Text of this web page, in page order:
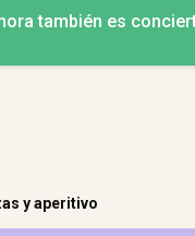
también es
y aperitivo